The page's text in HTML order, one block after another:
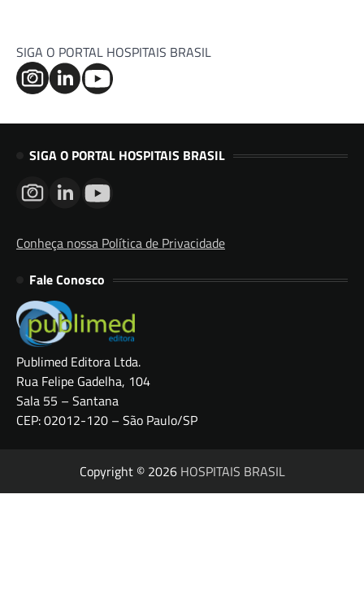
SIGA O PORTAL HOSPITAIS BRASIL
SIGA O PORTAL HOSPITAIS BRASIL
Conheça nossa Política de Privacidade
Fale Conosco
Publimed Editora Ltda.
Rua Felipe Gadelha, 104
Sala 55 – Santana
CEP: 02012-120 – São Paulo/SP
Copyright © 2026 HOSPITAIS BRASIL